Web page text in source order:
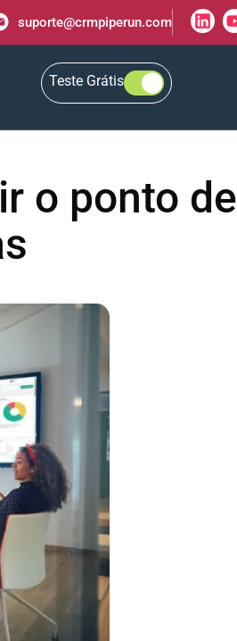
suporte@crmpiperun.com
Teste Grátis
o ponto de